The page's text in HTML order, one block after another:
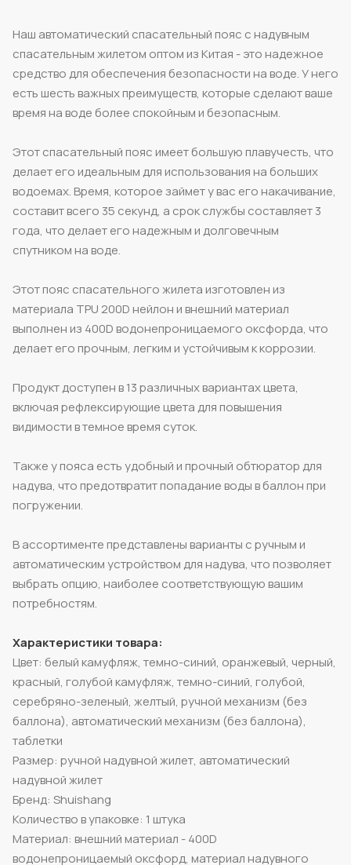
Наш автоматический спасательный пояс с надувным
спасательным жилетом оптом из Китая - это надежное
средство для обеспечения безопасности на воде. У него
есть шесть важных преимуществ, которые сделают ваше
время на воде более спокойным и безопасным.
Этот спасательный пояс имеет большую плавучесть, что
делает его идеальным для использования на больших
водоемах. Время, которое займет у вас его накачивание,
составит всего 35 секунд, а срок службы составляет 3
года, что делает его надежным и долговечным
спутником на воде.
Этот пояс спасательного жилета изготовлен из
материала TPU 200D нейлон и внешний материал
выполнен из 400D водонепроницаемого оксфорда, что
делает его прочным, легким и устойчивым к коррозии.
Продукт доступен в 13 различных вариантах цвета,
включая рефлексирующие цвета для повышения
видимости в темное время суток.
Также у пояса есть удобный и прочный обтюратор для
надува, что предотвратит попадание воды в баллон при
погружении.
В ассортименте представлены варианты с ручным и
автоматическим устройством для надува, что позволяет
выбрать опцию, наиболее соответствующую вашим
потребностям.
Характеристики товара:
Цвет: белый камуфляж, темно-синий, оранжевый, черный,
красный, голубой камуфляж, темно-синий, голубой,
серебряно-зеленый, желтый, ручной механизм (без
баллона), автоматический механизм (без баллона),
таблетки
Размер: ручной надувной жилет, автоматический
надувной жилет
Бренд: Shuishang
Количество в упаковке: 1 штука
Материал: внешний материал - 400D
водонепроницаемый оксфорд, материал надувного